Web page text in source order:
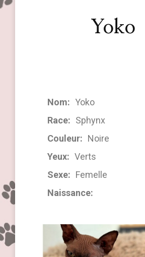
Yoko
Nom: Yoko
Race: Sphynx
Couleur: Noire
Yeux: Verts
Sexe: Femelle
Naissance: